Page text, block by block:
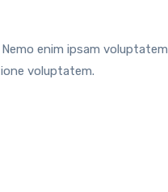
enim ipsam voluptatem
voluptatem.